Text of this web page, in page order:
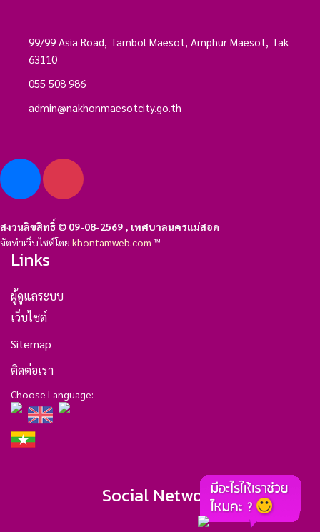
99/99 Asia Road, Tambol Maesot, Amphur Maesot, Tak
63110
055 508 986
admin@nakhonmaesotcity.go.th
สงวนลิขสิทธิ์ © 09-08-2569 , เทศบาลนครแม่สอด
จัดทำเว็บไซต์โดย khontamweb.com ™
Links
ผู้ดูแลระบบ
เว็บไซต์
Sitemap
ติดต่อเรา
Choose Language:
Social Network